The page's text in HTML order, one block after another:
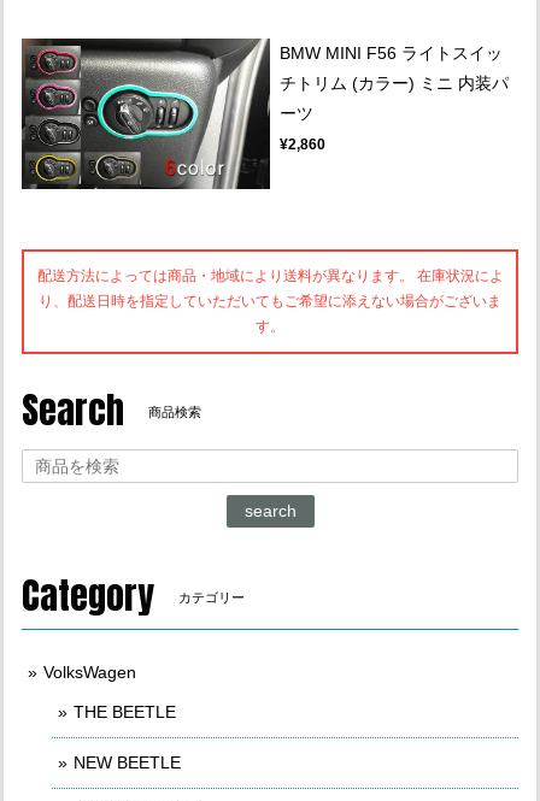
BMW MINI F56 ライトスイッ
チトリム (カラー) ミニ 内装パ
ーツ
¥2,860
配送方法によっては商品・地域により送料が異なります。 在庫状況によ
り、配送日時を指定していただいてもご希望に添えない場合がございま
す。
Search 商品検索
search
Category カテゴリー
VolksWagen
THE BEETLE
NEW BEETLE